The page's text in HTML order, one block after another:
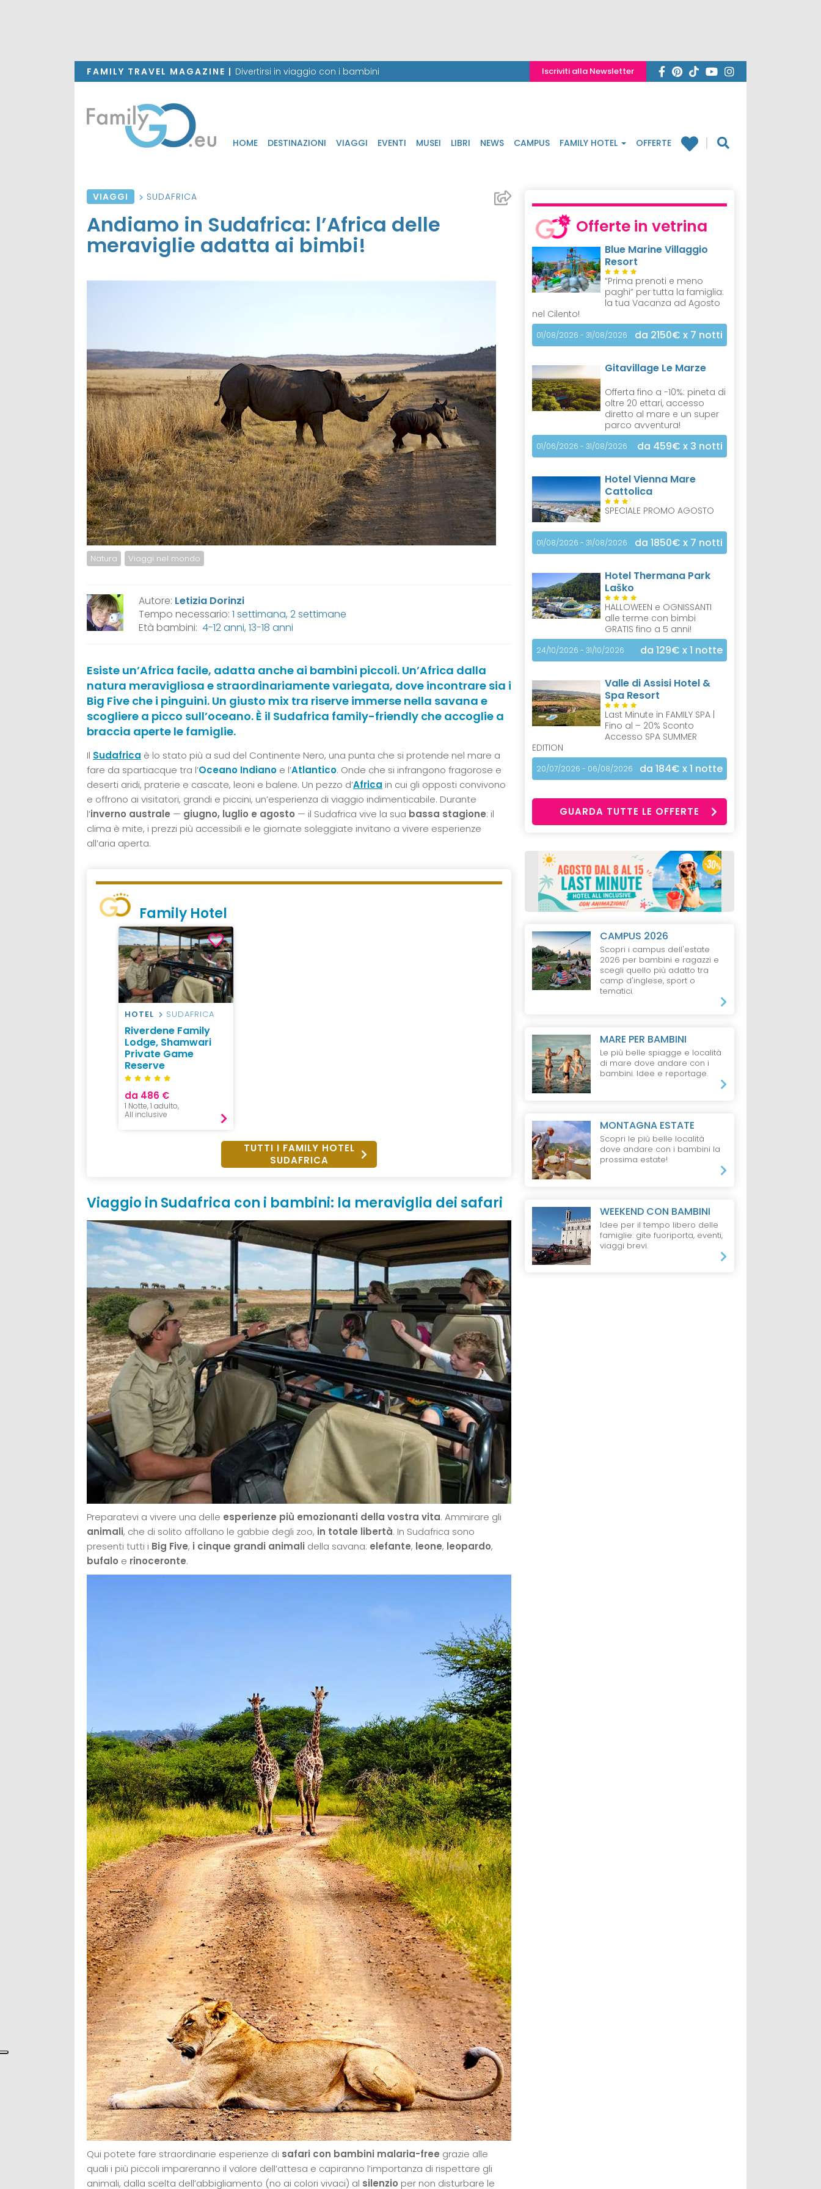
FAMILY TRAVEL MAGAZINE | Divertirsi in viaggio con i bambini Iscriviti alla Newsletter
HOME DESTINAZIONI VIAGGI EVENTI MUSEI LIBRI NEWS CAMPUS FAMILY HOTEL OFFERTE
VIAGGI SUDAFRICA
Andiamo in Sudafrica: l’Africa delle
meraviglie adatta ai bimbi!
Natura Viaggi nel mondo
Autore: Letizia Dorinzi
Tempo necessario: 1 settimana, 2 settimane
Età bambini: 4-12 anni, 13-18 anni
Esiste un’Africa facile, adatta anche ai bambini piccoli. Un’Africa dalla
natura meravigliosa e straordinariamente variegata, dove incontrare sia i
Big Five che i pinguini. Un giusto mix tra riserve immerse nella savana e
scogliere a picco sull’oceano. È il Sudafrica family-friendly che accoglie a
braccia aperte le famiglie.
Il Sudafrica è lo stato più a sud del Continente Nero, una punta che si protende nel mare a
fare da spartiacque tra l’Oceano Indiano e l’Atlantico. Onde che si infrangono fragorose e
deserti aridi, praterie e cascate, leoni e balene. Un pezzo d’Africa in cui gli opposti convivono
e offrono ai visitatori, grandi e piccini, un’esperienza di viaggio indimenticabile. Durante
l’inverno australe — giugno, luglio e agosto — il Sudafrica vive la sua bassa stagione: il
clima è mite, i prezzi più accessibili e le giornate soleggiate invitano a vivere esperienze
all’aria aperta.
Family Hotel
HOTEL SUDAFRICA
Riverdene Family
Lodge, Shamwari
Private Game
Reserve
da 486 €
1 Notte, 1 adulto,
All inclusive
TUTTI I FAMILY HOTEL
SUDAFRICA
Viaggio in Sudafrica con i bambini: la meraviglia dei safari
Preparatevi a vivere una delle esperienze più emozionanti della vostra vita. Ammirare gli
animali, che di solito affollano le gabbie degli zoo, in totale libertà. In Sudafrica sono
presenti tutti i Big Five, i cinque grandi animali della savana: elefante, leone, leopardo,
bufalo e rinoceronte.
Qui potete fare straordinarie esperienze di safari con bambini malaria-free grazie alle
quali i più piccoli impareranno il valore dell’attesa e capiranno l’importanza di rispettare gli
animali, dalla scelta dell’abbigliamento (no ai colori vivaci) al silenzio per non disturbare le
Offerte in vetrina
Blue Marine Villaggio
Resort
“Prima prenoti e meno
paghi” per tutta la famiglia:
la tua Vacanza ad Agosto
nel Cilento!
01/08/2026 - 31/08/2026 da 2150€ x 7 notti
Gitavillage Le Marze
Offerta fino a -10%: pineta di
oltre 20 ettari, accesso
diretto al mare e un super
parco avventura!
01/06/2026 - 31/08/2026 da 459€ x 3 notti
Hotel Vienna Mare
Cattolica
S
SPECIALE PROMO AGOSTO
01/08/2026 - 31/08/2026 da 1850€ x 7 notti
Hotel Thermana Park
Laško
HALLOWEEN e OGNISSANTI
alle terme con bimbi
GRATIS fino a 5 anni!
24/10/2026 - 31/10/2026 da 129€ x 1 notte
Valle di Assisi Hotel &
Spa Resort
Last Minute in FAMILY SPA |
Fino al – 20% Sconto
Accesso SPA SUMMER
EDITION
20/07/2026 - 06/08/2026 da 184€ x 1 notte
GUARDA TUTTE LE OFFERTE
CAMPUS 2026
Scopri i campus dell'estate
2026 per bambini e ragazzi e
scegli quello più adatto tra
camp d'inglese, sport o
tematici.
MARE PER BAMBINI
Le più belle spiagge e località
di mare dove andare con i
bambini. Idee e reportage.
MONTAGNA ESTATE
Scopri le più belle località
dove andare con i bambini la
prossima estate!
WEEKEND CON BAMBINI
Idee per il tempo libero delle
famiglie: gite fuoriporta, eventi,
viaggi brevi.